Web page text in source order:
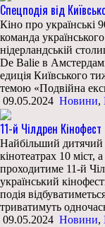
Спецподія від
Кіно про українські
команда
нідерландській
De Balie в
едиція Київського
темою «Подвійна
09.05.2024 Новини,
11-й Чілдрен Кінофест
Найбільший дитячий
кінотеатрах 10 міст,
проходитиме 11-й
український
подія
триватимуть
09.05.2024 Новини,